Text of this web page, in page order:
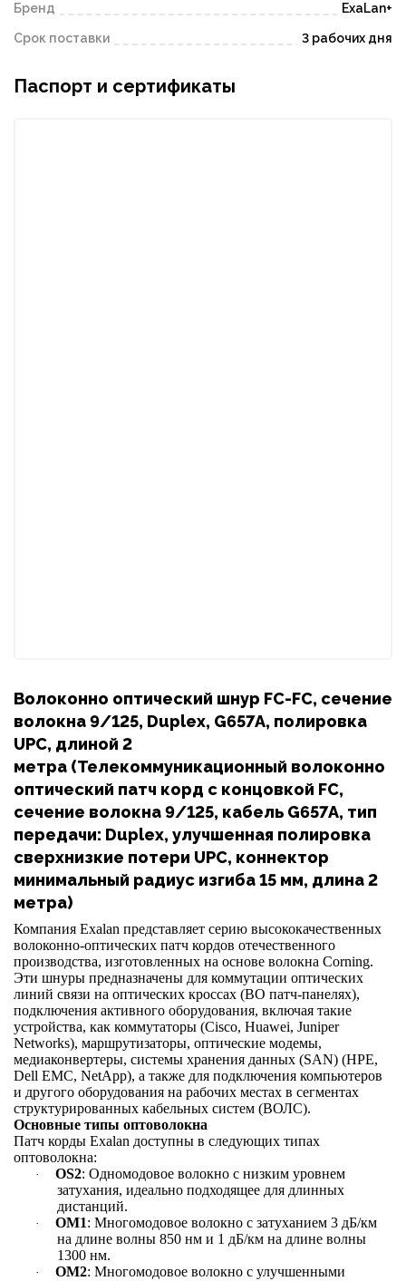
Бренд ExaLan+
Срок поставки 3 рабочих дня
Паспорт и сертификаты
Волоконно оптический шнур FC-FC, сечение
волокна 9/125, Duplex, G657A, полировка
UPC, длиной 2
метра (Телекоммуникационный волоконно
оптический патч корд с концовкой FC,
сечение волокна 9/125, кабель G657A, тип
передачи: Duplex, улучшенная полировка
сверхнизкие потери UPC, коннектор
минимальный радиус изгиба 15 мм, длина 2
метра)
Компания Exalan представляет серию высококачественных
волоконно-оптических патч кордов отечественного
производства, изготовленных на основе волокна Corning.
Эти шнуры предназначены для коммутации оптических
линий связи на оптических кроссах (ВО патч-панелях),
подключения активного оборудования, включая такие
устройства, как коммутаторы (Cisco, Huawei, Juniper
Networks), маршрутизаторы, оптические модемы,
медиаконвертеры, системы хранения данных (SAN) (HPE,
Dell EMC, NetApp), а также для подключения компьютеров
и другого оборудования на рабочих местах в сегментах
структурированных кабельных систем (ВОЛС).
Основные типы оптоволокна
Патч корды Exalan доступны в следующих типах
оптоволокна:
· OS2: Одномодовое волокно с низким уровнем
затухания, идеально подходящее для длинных
дистанций.
· OM1: Многомодовое волокно с затуханием 3 дБ/км
на длине волны 850 нм и 1 дБ/км на длине волны
1300 нм.
· OM2: Многомодовое волокно с улучшенными